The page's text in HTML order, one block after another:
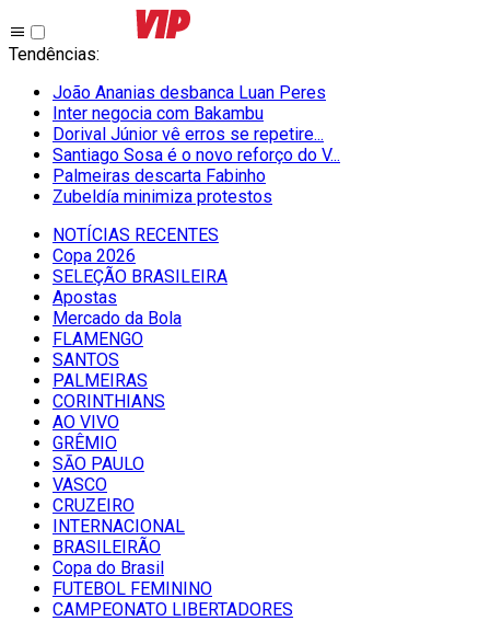
Tendências:
João Ananias desbanca Luan Peres
Inter negocia com Bakambu
Dorival Júnior vê erros se repetire...
Santiago Sosa é o novo reforço do V...
Palmeiras descarta Fabinho
Zubeldía minimiza protestos
NOTÍCIAS RECENTES
Copa 2026
SELEÇÃO BRASILEIRA
Apostas
Mercado da Bola
FLAMENGO
SANTOS
PALMEIRAS
CORINTHIANS
AO VIVO
GRÊMIO
SĀO PAULO
VASCO
CRUZEIRO
INTERNACIONAL
BRASILEIRÃO
Copa do Brasil
FUTEBOL FEMININO
CAMPEONATO LIBERTADORES